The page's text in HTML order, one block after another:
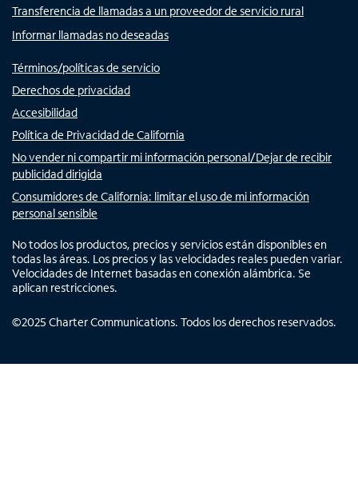
Transferencia de llamadas a un proveedor de servicio rural
Informar llamadas no deseadas
Términos/políticas de servicio
Derechos de privacidad
Accesibilidad
Política de Privacidad de California
No vender ni compartir mi información personal/Dejar de recibir
publicidad dirigida
Consumidores de California: limitar el uso de mi información
personal sensible
No todos los productos, precios y servicios están disponibles en
todas las áreas. Los precios y las velocidades reales pueden variar.
Velocidades de Internet basadas en conexión alámbrica. Se
aplican restricciones.
©2025 Charter Communications. Todos los derechos reservados.